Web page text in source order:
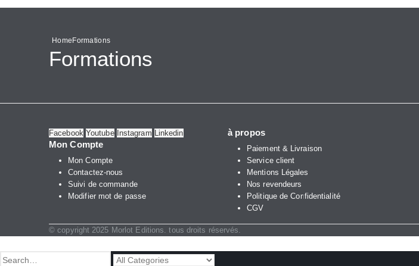
HomeFormations
Formations
Facebook Youtube Instagram Linkedin
Mon Compte
Mon Compte
Contactez-nous
Suivi de commande
Modifier mot de passe
à propos
Paiement & Livraison
Service client
Mentions Légales
Nos revendeurs
Politique de Confidentialité
CGV
© copyright 2025 Morlot Editions. tous droits réservés.